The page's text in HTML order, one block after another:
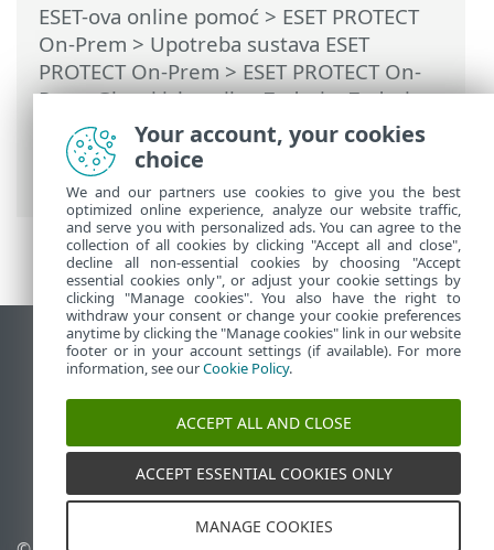
ESET-ova online pomoć > ESET PROTECT
On-Prem > Upotreba sustava ESET
PROTECT On-Prem > ESET PROTECT On-
Prem Glavni izbornik>Zadaci>Zadaci
servera
Sinkronizacija statičke grupe>
Sinkronizacija statičke grupe – računala
sa sustavom Linux
Prikaži stranicu za radnu površinu
End of Life
ESET-ova baza znanja
ESET Status Portal
Regionalna podrška
Your account, your cookies
choice
We and our partners use cookies to give you the best
optimized online experience, analyze our website traffic,
and serve you with personalized ads. You can agree to the
collection of all cookies by clicking "Accept all and close",
decline all non-essential cookies by choosing "Accept
essential cookies only", or adjust your cookie settings by
clicking "Manage cookies". You also have the right to
withdraw your consent or change your cookie preferences
anytime by clicking the "Manage cookies" link in our website
footer or in your account settings (if available). For more
information, see ourCookie Policy.
ACCEPT ALL AND CLOSE
ACCEPT ESSENTIAL COOKIES ONLY
MANAGE COOKIES